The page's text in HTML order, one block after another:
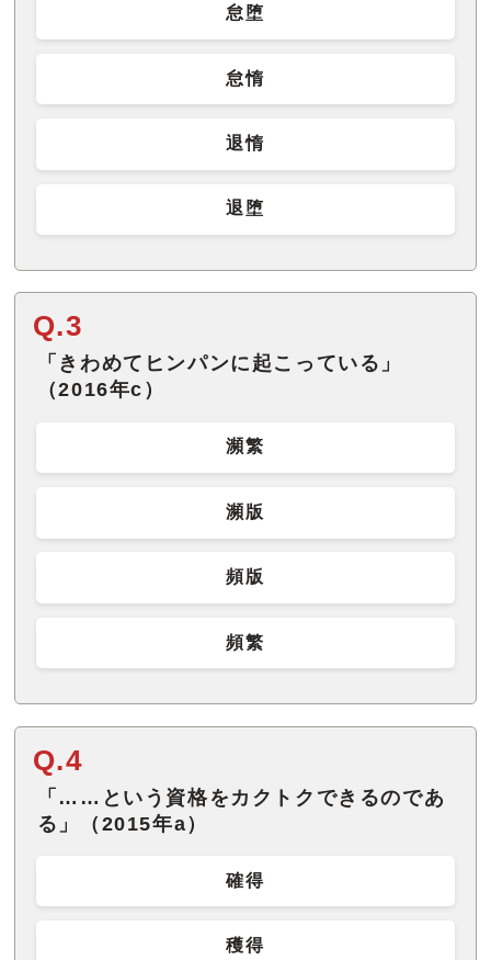
怠堕
怠惰
退惰
退堕
Q.3
「きわめてヒンパンに起こっている」
（2016年c）
瀕繁
瀕版
頻版
頻繁
Q.4
「……という資格をカクトクできるのであ
る」（2015年a）
確得
穫得